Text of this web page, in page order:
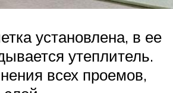
установлена, в ее
утеплитель.
всех проемов,